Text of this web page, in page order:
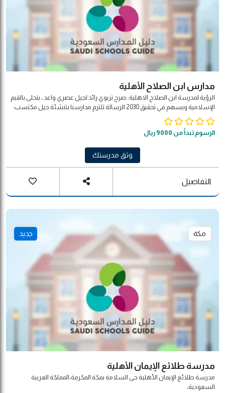
مدارس ابن الصلاح الأهلية
الرؤية لمدرسة ابن الصلاح الاهلية: صرح تربوي رائد لجيل عصري واعد ، يتحلى بالقيم
الإسلامية ويسهم في تحقيق 2030 الرسالة تلتزم مدارسنا بتنشئة جيل مكتسب
للعلم ، ومتصف بالسلوك الحسن ، ليكون فاعلاً في مجتمعه, متخذًة من الإبداع
مناخاً والجودة مطلباً. القيم
الرسوم تبدأ من 9000 ريال
وثق مدرستك
التفاصيل
مكة جديد
مدرسة طلائع الإيمان الأهلية
مدرسة طلائع الإيمان الأهلية حى السلامة بمكة المكرمة،المملكة العربية
السعودية،